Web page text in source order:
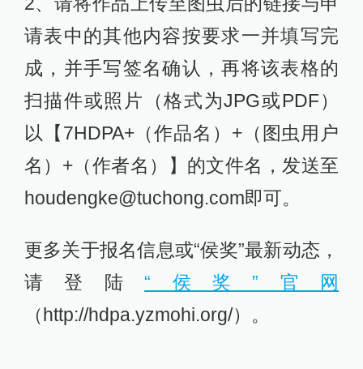
请表中的其他内容按要求一并填写完
成，并手写签名确认，再将该表格的
扫描件或照片（格式为JPG或PDF）
以【7HDPA+（作品名）+（图虫用户
名）+（作者名）】的文件名，发送至
houdengke@tuchong.com即可。
更多关于报名信息或“侯奖”最新动态，
请登陆“侯奖”官网
（http://hdpa.yzmohi.org/）。